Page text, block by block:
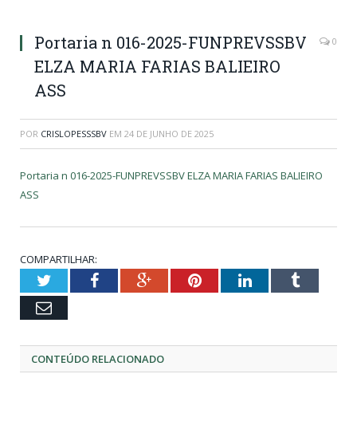
Portaria n 016-2025-FUNPREVSSBV
ELZA MARIA FARIAS BALIEIRO
ASS
0
POR CRISLOPESSSBV EM 24 DE JUNHO DE 2025
Portaria n 016-2025-FUNPREVSSBV ELZA MARIA FARIAS BALIEIRO
ASS
COMPARTILHAR:
TwitterFacebookGoogle+PinterestLinkedInTumblr
Email
CONTEÚDO RELACIONADO